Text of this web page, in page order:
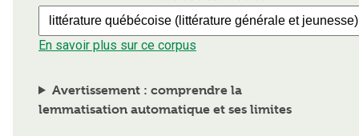
En savoir plus sur ce corpus
Avertissement : comprendre la
lemmatisation automatique et ses limites